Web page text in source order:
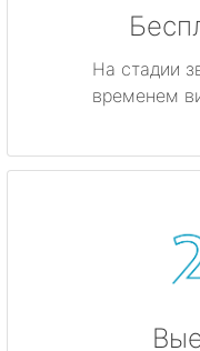
На стадии
временем